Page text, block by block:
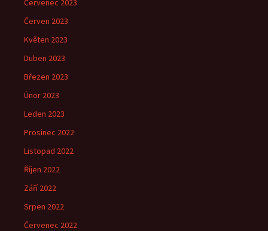
Červenec 2023
Červen 2023
Květen 2023
Duben 2023
Březen 2023
Únor 2023
Leden 2023
Prosinec 2022
Listopad 2022
Říjen 2022
Září 2022
Srpen 2022
Červenec 2022